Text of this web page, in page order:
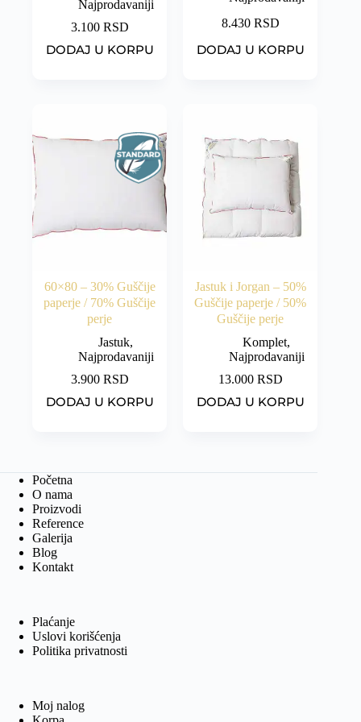
Najprodavaniji
3.100 RSD
DODAJ U KORPU
8.430 RSD
DODAJ U KORPU
60×80 – 30% Guščije
paperje / 70% Guščije
perje
Jastuk,
Najprodavaniji
3.900 RSD
DODAJ U KORPU
Jastuk i Jorgan – 50%
Guščije paperje / 50%
Guščije perje
Komplet,
Najprodavaniji
13.000 RSD
DODAJ U KORPU
Početna
O nama
Proizvodi
Reference
Galerija
Blog
Kontakt
Plaćanje
Uslovi korišćenja
Politika privatnosti
Moj nalog